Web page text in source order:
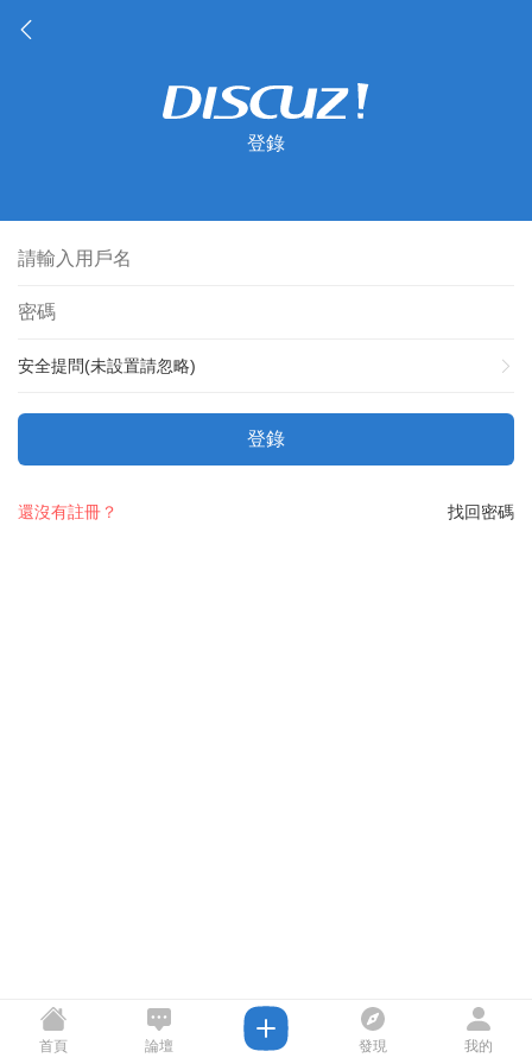
登錄
安全提問(未設置請忽略)
登錄
找回密碼
還沒有註冊？
首頁 論壇 發現 我的